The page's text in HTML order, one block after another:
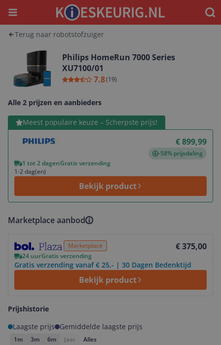
Menu
Terug naar robotstofzuiger
Philips HomeRun 7000 Series
XU7100/01
7.8(19)
Alle 2 prijzen en aanbieders
Meest populaire keuze – Scherpste prijs!
€ 899,99
-58% prijsdaling
1 tot 2 dagenGratis verzending
1-2 dag(en)
Bekijk product
Bekijk product
Marketplace aanbod
Marketplace € 375,00
24 uurGratis verzending
Gratis verzending vanaf € 25,- | 30 Dagen Bedenktijd
Bekijk product
Prijshistorie
Laagste prijs
Gemiddelde laagste prijs
1m 3m 6m Jaar Alles